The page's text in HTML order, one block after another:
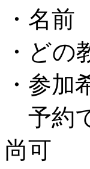
・名
・ど
・参加
予約
尚可